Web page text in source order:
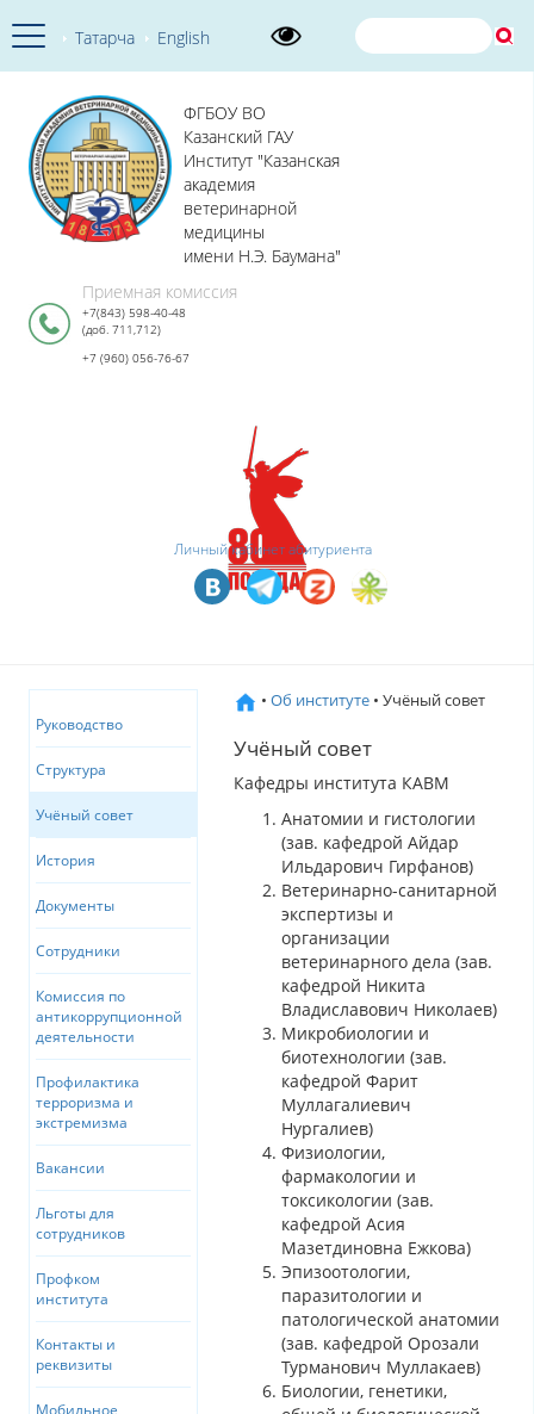
Татарча English
ФГБОУ ВО
Казанский ГАУ
Институт "Казанская
академия
ветеринарной
медицины
имени Н.Э. Баумана"
Приемная комиссия
+7(843) 598-40-48
(доб. 711,712)
+7 (960) 056-76-67
Личный кабинет абитуриента
Руководство
Структура
Учёный совет
История
Документы
Сотрудники
Комиссия по
антикоррупционной
деятельности
Профилактика
терроризма и
экстремизма
Вакансии
Льготы для
сотрудников
Профком
института
Контакты и
реквизиты
• Об институте • Учёный совет
Учёный совет
Кафедры института КАВМ
Анатомии и гистологии
(зав. кафедрой Айдар
Ильдарович Гирфанов)
Ветеринарно-санитарной
экспертизы и
организации
ветеринарного дела (зав.
кафедрой Никита
Владиславович Николаев)
Микробиологии и
биотехнологии (зав.
кафедрой Фарит
Муллагалиевич
Нургалиев)
Физиологии,
фармакологии и
токсикологии (зав.
кафедрой Асия
Мазетдиновна Ежкова)
Эпизоотологии,
паразитологии и
патологической анатомии
(зав. кафедрой Орозали
Турманович Муллакаев)
Биологии, генетики,